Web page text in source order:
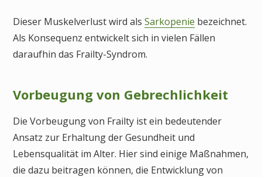
Dieser Muskelverlust wird als Sarkopenie bezeichnet.
Als Konsequenz entwickelt sich in vielen Fällen
daraufhin das Frailty-Syndrom.
Vorbeugung von Gebrechlichkeit
Die Vorbeugung von Frailty ist ein bedeutender
Ansatz zur Erhaltung der Gesundheit und
Lebensqualität im Alter. Hier sind einige Maßnahmen,
die dazu beitragen können, die Entwicklung von